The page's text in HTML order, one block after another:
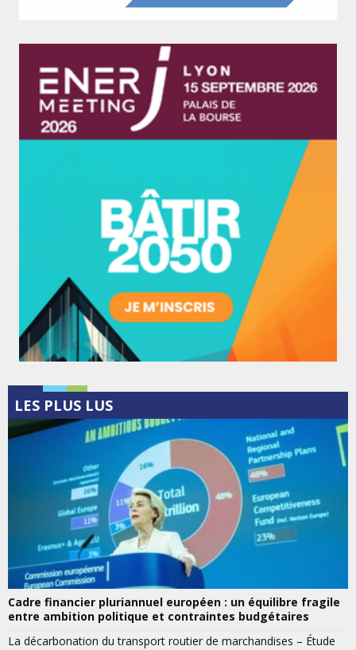
LES PLUS LUS
Cadre financier pluriannuel européen : un équilibre fragile
entre ambition politique et contraintes budgétaires
La décarbonation du transport routier de marchandises – Étude